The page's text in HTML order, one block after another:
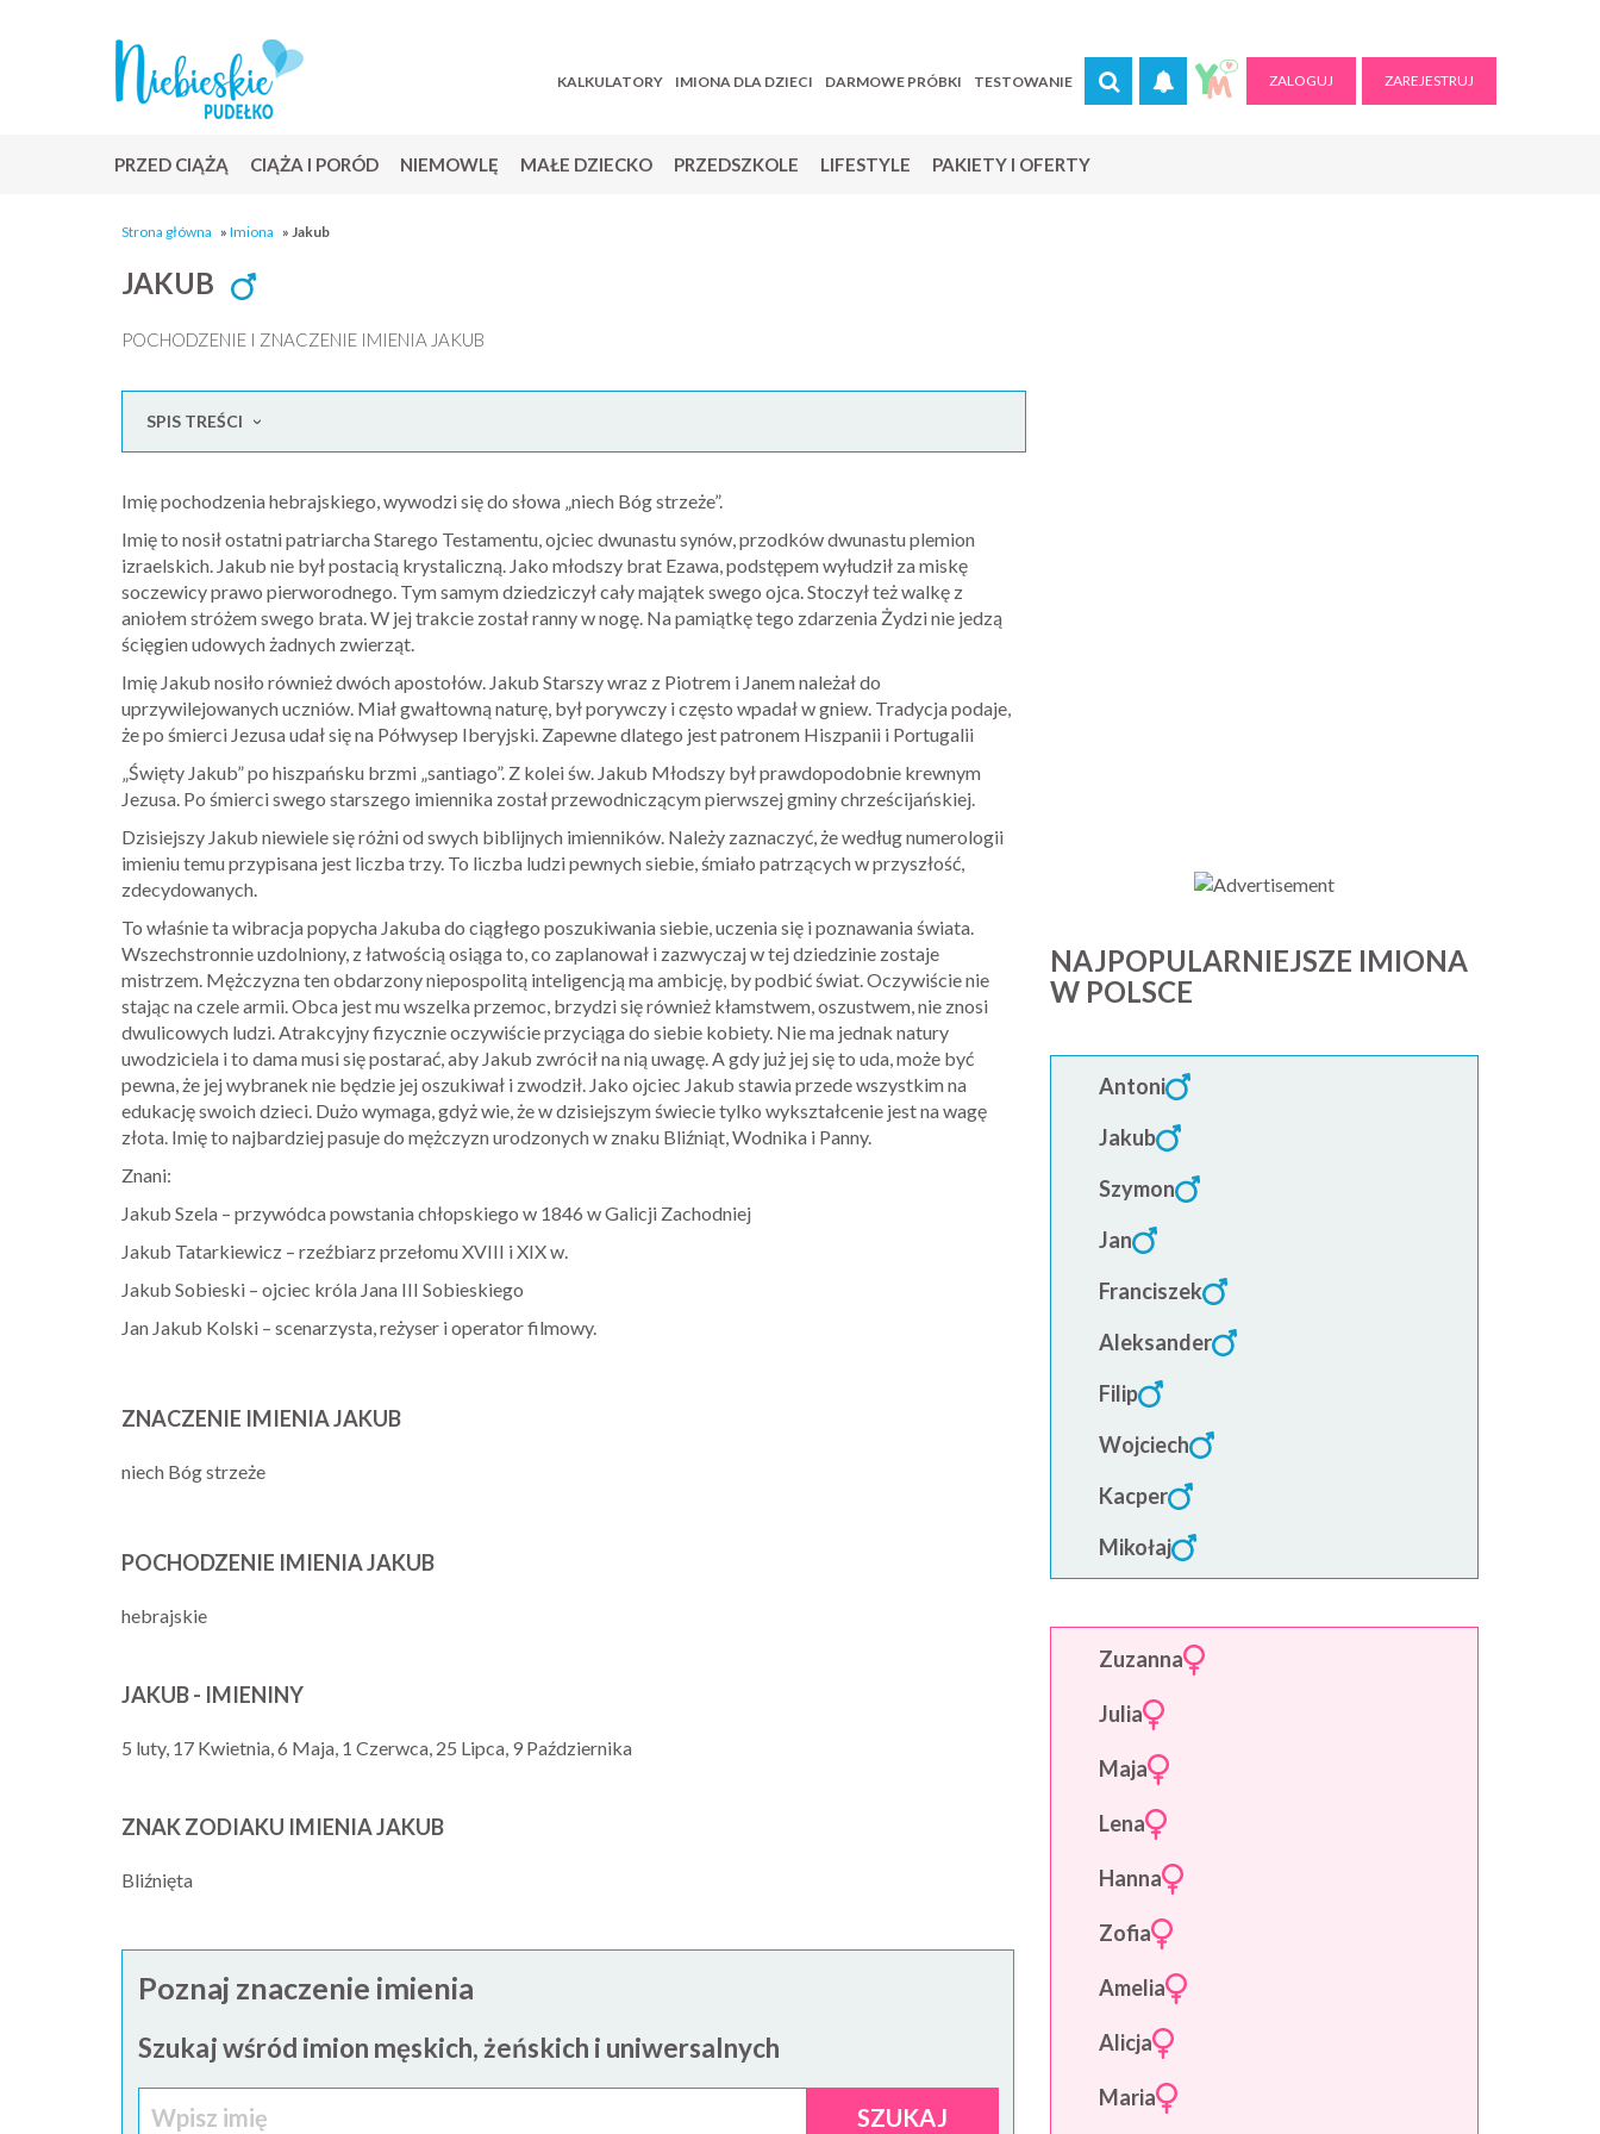
KALKULATORY IMIONA DLA DZIECI DARMOWE PRÓBKI TESTOWANIE ZALOGUJ ZAREJESTRUJ
PRZED CIĄŻĄ CIĄŻA I PORÓD NIEMOWLĘ MAŁE DZIECKO PRZEDSZKOLE LIFESTYLE PAKIETY I OFERTY
Strona główna » Imiona » Jakub
JAKUB
POCHODZENIE I ZNACZENIE IMIENIA JAKUB
SPIS TREŚCI
Imię pochodzenia hebrajskiego, wywodzi się do słowa „niech Bóg strzeże”.
Imię to nosił ostatni patriarcha Starego Testamentu, ojciec dwunastu synów, przodków dwunastu plemion
izraelskich. Jakub nie był postacią krystaliczną. Jako młodszy brat Ezawa, podstępem wyłudził za miskę
soczewicy prawo pierworodnego. Tym samym dziedziczył cały majątek swego ojca. Stoczył też walkę z
aniołem stróżem swego brata. W jej trakcie został ranny w nogę. Na pamiątkę tego zdarzenia Żydzi nie jedzą
ścięgien udowych żadnych zwierząt.
Imię Jakub nosiło również dwóch apostołów. Jakub Starszy wraz z Piotrem i Janem należał do
uprzywilejowanych uczniów. Miał gwałtowną naturę, był porywczy i często wpadał w gniew. Tradycja podaje,
że po śmierci Jezusa udał się na Półwysep Iberyjski. Zapewne dlatego jest patronem Hiszpanii i Portugalii
„Święty Jakub” po hiszpańsku brzmi „santiago”. Z kolei św. Jakub Młodszy był prawdopodobnie krewnym
Jezusa. Po śmierci swego starszego imiennika został przewodniczącym pierwszej gminy chrześcijańskiej.
Dzisiejszy Jakub niewiele się różni od swych biblijnych imienników. Należy zaznaczyć, że według numerologii
imieniu temu przypisana jest liczba trzy. To liczba ludzi pewnych siebie, śmiało patrzących w przyszłość,
zdecydowanych.
To właśnie ta wibracja popycha Jakuba do ciągłego poszukiwania siebie, uczenia się i poznawania świata.
Wszechstronnie uzdolniony, z łatwością osiąga to, co zaplanował i zazwyczaj w tej dziedzinie zostaje
mistrzem. Mężczyzna ten obdarzony niepospolitą inteligencją ma ambicję, by podbić świat. Oczywiście nie
stając na czele armii. Obca jest mu wszelka przemoc, brzydzi się również kłamstwem, oszustwem, nie znosi
dwulicowych ludzi. Atrakcyjny fizycznie oczywiście przyciąga do siebie kobiety. Nie ma jednak natury
uwodziciela i to dama musi się postarać, aby Jakub zwrócił na nią uwagę. A gdy już jej się to uda, może być
pewna, że jej wybranek nie będzie jej oszukiwał i zwodził. Jako ojciec Jakub stawia przede wszystkim na
edukację swoich dzieci. Dużo wymaga, gdyż wie, że w dzisiejszym świecie tylko wykształcenie jest na wagę
złota. Imię to najbardziej pasuje do mężczyzn urodzonych w znaku Bliźniąt, Wodnika i Panny.
Znani:
Jakub Szela – przywódca powstania chłopskiego w 1846 w Galicji Zachodniej
Jakub Tatarkiewicz – rzeźbiarz przełomu XVIII i XIX w.
Jakub Sobieski – ojciec króla Jana III Sobieskiego
Jan Jakub Kolski – scenarzysta, reżyser i operator filmowy.
ZNACZENIE IMIENIA JAKUB
niech Bóg strzeże
POCHODZENIE IMIENIA JAKUB
hebrajskie
JAKUB - IMIENINY
5 luty, 17 Kwietnia, 6 Maja, 1 Czerwca, 25 Lipca, 9 Października
ZNAK ZODIAKU IMIENIA JAKUB
Bliźnięta
Poznaj znaczenie imienia
Szukaj wśród imion męskich, żeńskich i uniwersalnych
SZUKAJ
NAJPOPULARNIEJSZE IMIONA
W POLSCE
Antoni
Jakub
Szymon
Jan
Franciszek
Aleksander
Filip
Wojciech
Kacper
Mikołaj
Zuzanna
Julia
Maja
Lena
Hanna
Zofia
Amelia
Alicja
Maria